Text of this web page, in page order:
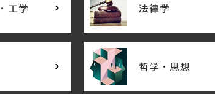
工学 法律学
哲学・思想